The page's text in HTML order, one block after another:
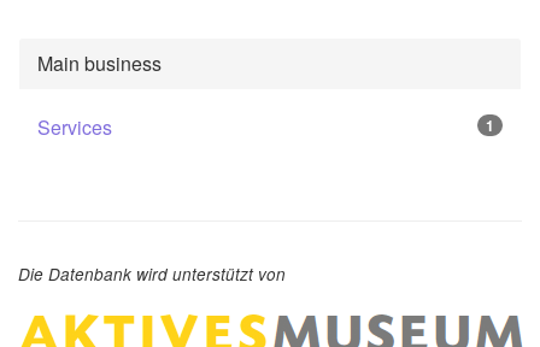
Main business
Services 1
Die Datenbank wird unterstützt von